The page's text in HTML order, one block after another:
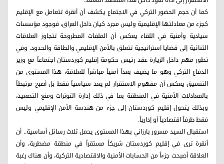
كما أن حجم الحضور التركي في الاجتماع يكشف أن أنقرة تتعامل مع الإقليم
كجزء من معادلتها الإقليمية وليس مجرد كيان داخل العراق، فوجود مؤسسات
سيادية وأمنية في اللقاء يعكس أن الملفات المطروحة تتجاوز العلاقات
الثنائية إلى قضايا استراتيجية تتعلق بالأمن الإقليمي والطاقة والحدود. وفي
تطور مهم داخل الزيارة عقد رئيس حكومة إقليم كوردستان اجتماعاً مع وزير
الدفاع التركي وهو ما يضيف بعداً أمنياً مباشراً للعلاقة، هذا المستوى من
التنسيق يعكس أن مفهوم الاستقرار لم يعد سياسياً فقط بل أصبح مرتبطاً
بالمعادلات الأمنية في المنطقة بما في ذلك إدارة التوترات ومنع التصعيد،
وبذلك يتحول إقليم كوردستان إلى جزء من هندسة الأمن الإقليمي وليس
فقط طرفاً اقتصادياً أو إدارياً.
استقبال السيد مسرور بارزاني بهذا المستوى يحمل ثلاث رسائل أساسية.. أن
أنقرة ترى في إقليم كوردستان شريكاً مستقراً في منطقة مضطربة، وأن
العلاقة أصبحت جزءاً من الحسابات الأمنية والاقتصادية التركية، وأن هناك رغبة